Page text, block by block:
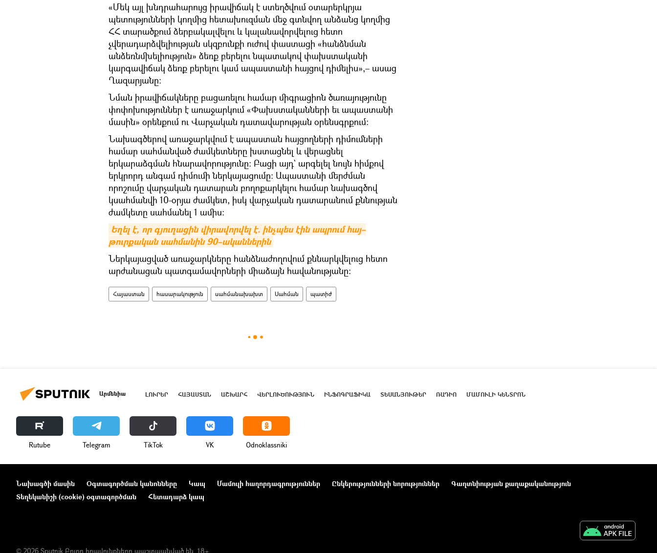
«Մեկ այլ խնդրահարույց իրավիճակ է ստեղծվում օտարերկրյա
պետությունների կողմից հետախուզման մեջ գտնվող անձանց կողմից
ՀՀ տարածքում ձերբակալվելու և կալանավորվելուց հետո
չվերադարձվելիության սկզբունքի ուժով փաստացի «հանձնման
անձեռնմխելիություն» ձեռք բերելու նպատակով փախստականի
կարգավիճակ ձեռք բերելու կամ ապաստանի հայցով դիմելիս»,– ասաց
Ղազարյանը:
Նման իրավիճակները բացառելու համար միգրացիոն ծառայությունը
փոփոխություններ է առաջարկում «Փախստականների եւ ապաստանի
մասին» օրենքում ու Վարչական դատավարության օրենսգրքում։
Նախագծերով առաջարկվում է ապաստան հայցողների դիմումների
համար սահմանված ժամկետները խստացնել և վերացնել
երկարաձգման հնարավորությունը։ Բացի այդ` արգելել նույն հիմքով
երկրորդ անգամ դիմումի ներկայացումը։ Ապաստանի մերժման
որոշումը վարչական դատարան բողոքարկելու համար նախագծով
կսահմանվի 10-օրյա ժամկետ, իսկ վարչական դատարանում քննության
ժամկետը սահմանել 1 ամիս։
Եղել է, որ գյուղացին վիրավորվել է. ինչպես էին ապրում հայ–
թուրքական սահմանին 90–ականներին
Ներկայացված առաջարկները հանձնաժողովում քննարկվելուց հետո
արժանացան պատգամավորների միաձայն հավանությանը։
Հայաստան հասարակություն սահմանախախտ Սահման պատիժ
Արմենիա ԼՈՒՐԵՐ ՀԱՅԱՍՏԱՆ ԱՇԽԱՐՀ ՎԵՐԼՈՒԾՈՒԹՅՈՒՆ ԻՆՖՈԳՐԱՖԻԿԱ ՏԵՍԱՆՅՈՒԹԵՐ ՌԱԴԻՈ ՄԱՄՈՒԼԻ ԿԵՆՏՐՈՆ
Rutube Telegram ТikТоk VK Odnoklassniki
Նախագծի մասին Օգտագործման կանոնները Կապ Մամուլի հաղորդագրություններ Ընկերությունների նորություններ
Գաղտնիության քաղաքականություն
Տեղեկանիշի (cookie) օգտագործման
Հետադարձ կապ
© 2026 Sputnik Բոլոր իրավունքները պաշտպանված են. 18+